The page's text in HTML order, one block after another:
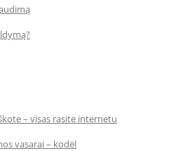
– visas rasite internetu
vasarai – kodėl